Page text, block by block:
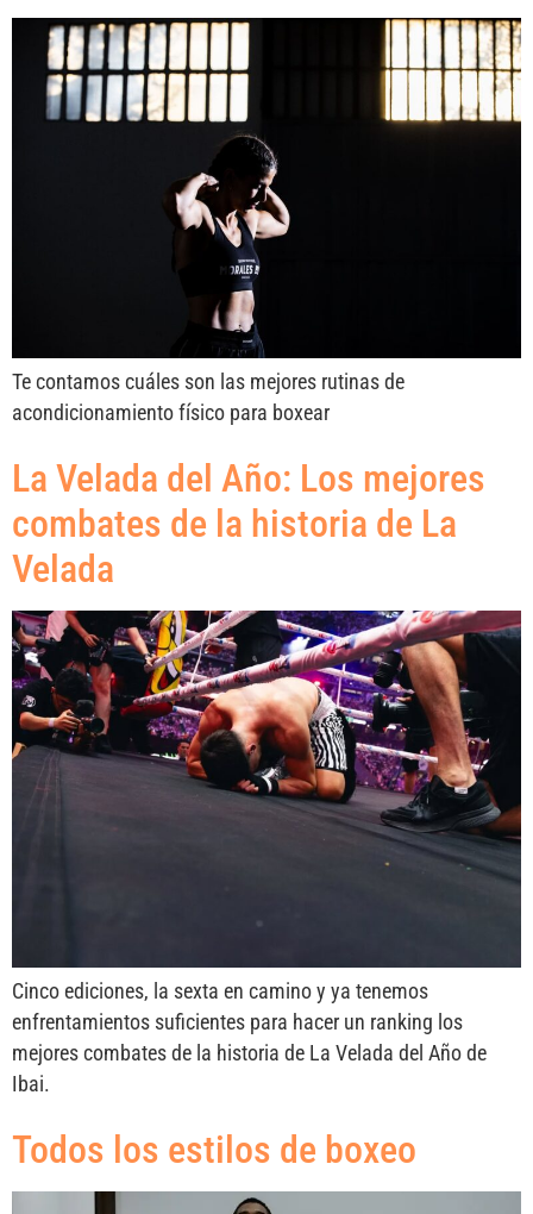
Te contamos cuáles son las mejores rutinas de
acondicionamiento físico para boxear
La Velada del Año: Los mejores
combates de la historia de La
Velada
Cinco ediciones, la sexta en camino y ya tenemos
enfrentamientos suficientes para hacer un ranking los
mejores combates de la historia de La Velada del Año de
Ibai.
Todos los estilos de boxeo